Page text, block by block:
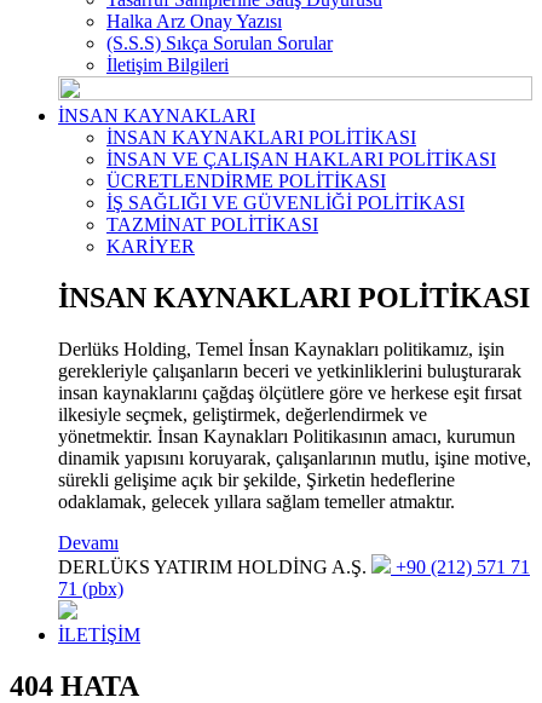
Halka Arz Onay Yazısı
(S.S.S) Sıkça Sorulan Sorular
İletişim Bilgileri
İNSAN KAYNAKLARI
İNSAN KAYNAKLARI POLİTİKASI
İNSAN VE ÇALIŞAN HAKLARI POLİTİKASI
ÜCRETLENDİRME POLİTİKASI
İŞ SAĞLIĞI VE GÜVENLİĞİ POLİTİKASI
TAZMİNAT POLİTİKASI
KARİYER
İNSAN KAYNAKLARI POLİTİKASI
Derlüks Holding, Temel İnsan Kaynakları politikamız, işin
gerekleriyle çalışanların beceri ve yetkinliklerini buluşturarak
insan kaynaklarını çağdaş ölçütlere göre ve herkese eşit fırsat
ilkesiyle seçmek, geliştirmek, değerlendirmek ve
yönetmektir. İnsan Kaynakları Politikasının amacı, kurumun
dinamik yapısını koruyarak, çalışanlarının mutlu, işine motive,
sürekli gelişime açık bir şekilde, Şirketin hedeflerine
odaklamak, gelecek yıllara sağlam temeller atmaktır.
Devamı
DERLÜKS YATIRIM HOLDİNG A.Ş.
+90 (212) 571 71
71 (pbx)
İLETİŞİM
404 HATA